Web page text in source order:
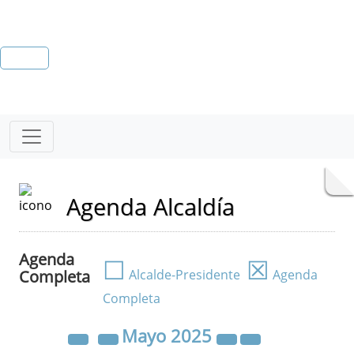
Agenda Alcaldía
Agenda
Completa
☐ Alcalde-Presidente ☒ Agenda
Completa
Mayo 2025